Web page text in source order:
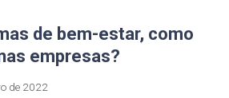
de bem-estar, como
empresas?
de 2022